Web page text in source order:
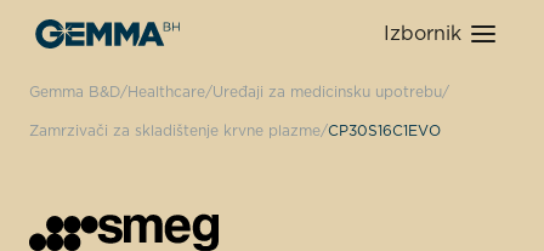
Izbornik
Gemma B&D Healthcare Uređaji za medicinsku upotrebu
Zamrzivači za skladištenje krvne plazme CP30S16C1EVO